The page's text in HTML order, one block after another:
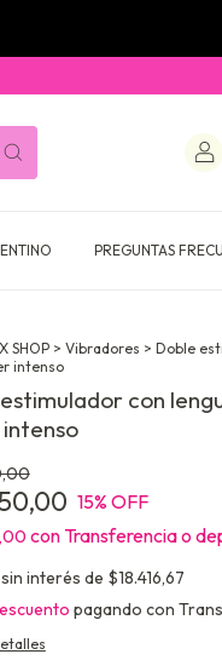
PREGUNTAS
SHOP > Vibradores > Doble
intenso
con
15% OFF
con Transferencia o
interés de $18.416,67
pagando con